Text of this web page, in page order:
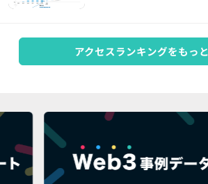
アクセスランキングをもっ